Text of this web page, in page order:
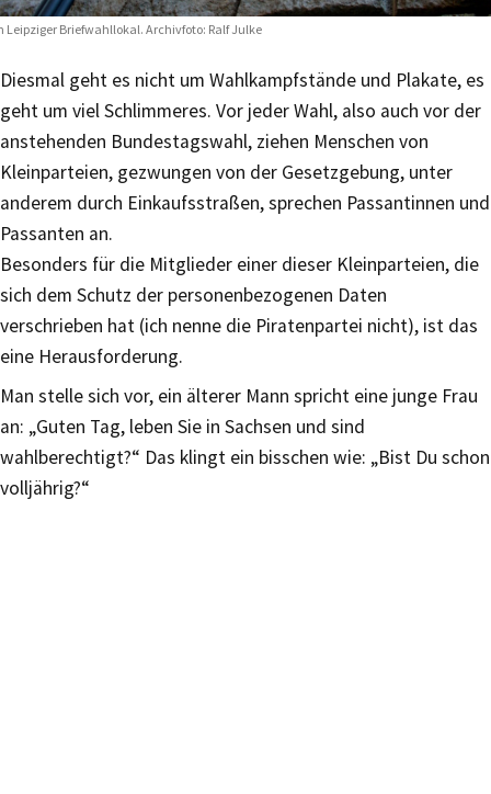
Leipziger Briefwahllokal. Archivfoto: Ralf Julke
Diesmal geht es nicht um Wahlkampfstände und Plakate, es
geht um viel Schlimmeres. Vor jeder Wahl, also auch vor der
anstehenden Bundestagswahl, ziehen Menschen von
Kleinparteien, gezwungen von der Gesetzgebung, unter
anderem durch Einkaufsstraßen, sprechen Passantinnen und
Passanten an.
Besonders für die Mitglieder einer dieser Kleinparteien, die
sich dem Schutz der personenbezogenen Daten
verschrieben hat (ich nenne die Piratenpartei nicht), ist das
eine Herausforderung.
Man stelle sich vor, ein älterer Mann spricht eine junge Frau
an: „Guten Tag, leben Sie in Sachsen und sind
wahlberechtigt?“ Das klingt ein bisschen wie: „Bist Du schon
volljährig?“